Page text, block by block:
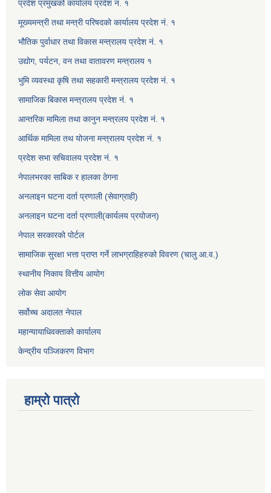
प्रदेश प्रमुखको कार्यालय प्रदेश नं. १
मूख्यमन्त्री तथा मन्त्री परिषदको कार्यालय प्रदेश नं. १
भौतिक पुर्वाधार तथा विकास मन्त्रालय प्रदेश नं. १
उद्योग, पर्यटन, वन तथा वातावरण मन्त्रालय १
भुमि व्यवस्था कृषि तथा सहकारी मन्त्रालय प्रदेश नं. १
सामाजिक बिकास मन्त्रालय प्रदेश नं. १
आन्तरिक मामिला तथा कानुन मन्त्रलय प्रदेश नं. १
आर्थिक मामिला तथ योजना मन्त्रालय प्रदेश नं. १
प्रदेश सभा सचिवालय प्रदेश नं. १
नेपालभरका साबिक र हालका ठेगना
अनलाइन घटना दर्ता प्रणाली (सेवाग्राही)
अनलाइन घटना दर्ता प्रणाली(कार्यलय प्रयोजन)
नेपाल सरकारको पोर्टल
सामाजिक सुरक्षा भत्ता प्राप्त गर्ने लाभग्राहिहरुको विवरण (चालु आ.व.)
स्थानीय निकाय वित्तीय आयोग
लोक सेवा आयोग
सर्वोच्च अदालत नेपाल
महान्यायाधिवक्ताको कार्यालय
केन्द्रीय पञ्जिकरण विभाग
हाम्रो पात्रो